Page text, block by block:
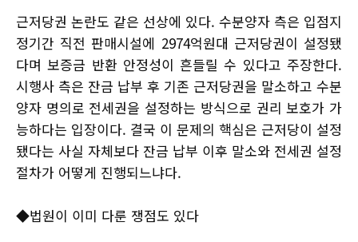
근저당권 논란도 같은 선상에 있다. 수분양자 측은 입점지
정기간 직전 판매시설에 2974억원대 근저당권이 설정됐
다며 보증금 반환 안정성이 흔들릴 수 있다고 주장한다.
시행사 측은 잔금 납부 후 기존 근저당권을 말소하고 수분
양자 명의로 전세권을 설정하는 방식으로 권리 보호가 가
능하다는 입장이다. 결국 이 문제의 핵심은 근저당이 설정
됐다는 사실 자체보다 잔금 납부 이후 말소와 전세권 설정
절차가 어떻게 진행되느냐다.
◆법원이 이미 다룬 쟁점도 있다